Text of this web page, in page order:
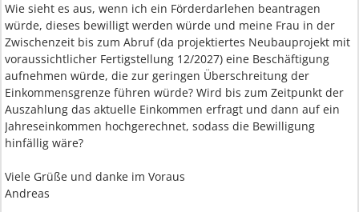
Wie sieht es aus, wenn ich ein Förderdarlehen beantragen
würde, dieses bewilligt werden würde und meine Frau in der
Zwischenzeit bis zum Abruf (da projektiertes Neubauprojekt mit
voraussichtlicher Fertigstellung 12/2027) eine Beschäftigung
aufnehmen würde, die zur geringen Überschreitung der
Einkommensgrenze führen würde? Wird bis zum Zeitpunkt der
Auszahlung das aktuelle Einkommen erfragt und dann auf ein
Jahreseinkommen hochgerechnet, sodass die Bewilligung
hinfällig wäre?
Viele Grüße und danke im Voraus
Andreas